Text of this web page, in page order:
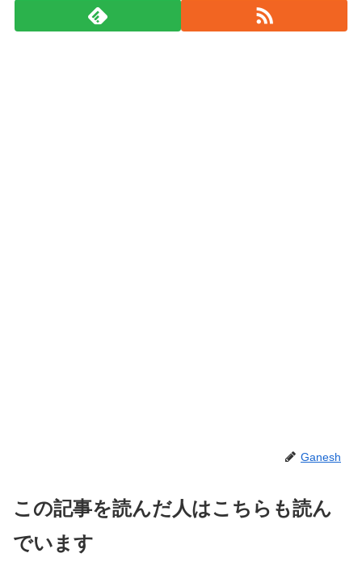
Ganesh
この記事を読んだ人はこちらも読ん
でいます